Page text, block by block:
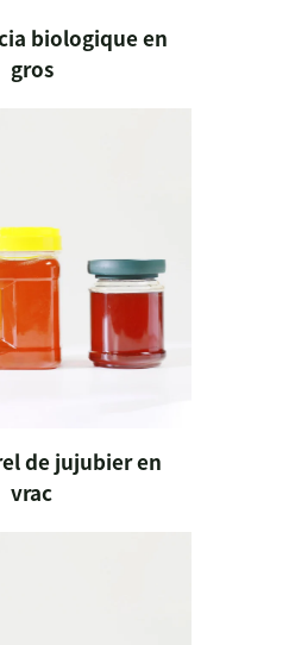
biologique en
gros
de jujubier en
vrac